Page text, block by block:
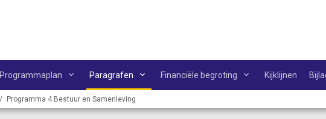
Programmaplan Paragrafen Financiële begroting Kijklijnen
Programma 4 Bestuur en Samenleving